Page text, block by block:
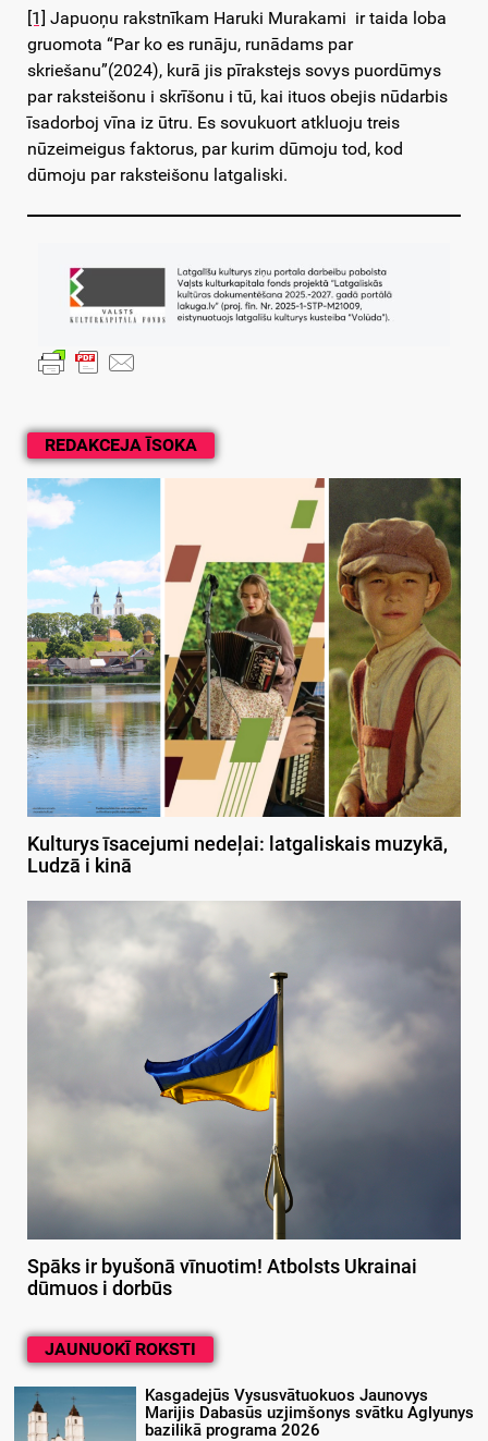
REDAKCEJA ĪSOKA
Kulturys īsacejumi nedeļai: latgaliskais muzykā,
Ludzā i kinā
Spāks ir byušonā vīnuotim! Atbolsts Ukrainai
dūmuos i dorbūs
[1] Japuoņu rakstnīkam Haruki Murakami ir taida loba
gruomota “Par ko es runāju, runādams par
skriešanu”(2024), kurā jis pīrakstejs sovys puordūmys
par raksteišonu i skrīšonu i tū, kai ituos obejis nūdarbis
īsadorboj vīna iz ūtru. Es sovukuort atkluoju treis
nūzeimeigus faktorus, par kurim dūmoju tod, kod
dūmoju par raksteišonu latgaliski.
JAUNUOKĪ ROKSTI
Kasgadejūs Vysusvātuokuos Jaunovys
Marijis Dabasūs uzjimšonys svātku Aglyunys
bazilikā programa 2026